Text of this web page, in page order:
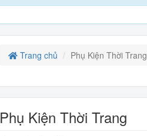
Trang chủ Phụ Kiện Thời Trang
Phụ Kiện Thời Trang